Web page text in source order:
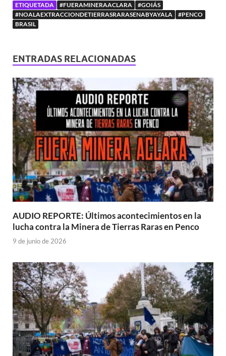
ETIQUETADA #FUERAMINERAACLARA
#GOIÁS
#NOALAEXTRACCIONDETIERRASRARASENABYAYALA
#PENCO
BRASIL
ENTRADAS RELACIONADAS
AUDIO REPORTE: Últimos acontecimientos en la
lucha contra la Minera de Tierras Raras en Penco
9 de junio de 2026